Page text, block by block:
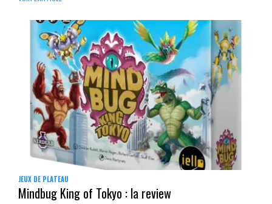
JEUX DE PLATEAU
Mindbug King of Tokyo : la review